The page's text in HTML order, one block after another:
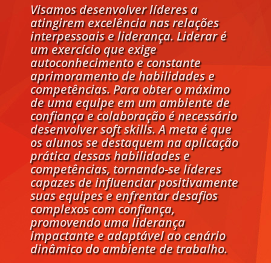
Visamos desenvolver líderes a
atingirem excelência nas relações
interpessoais e liderança. Liderar é
um exercício que exige
autoconhecimento e constante
aprimoramento de habilidades e
competências. Para obter o máximo
de uma equipe em um ambiente de
confiança e colaboração é necessário
desenvolver soft skills. A meta é que
os alunos se destaquem na aplicação
prática dessas habilidades e
competências, tornando-se líderes
capazes de influenciar positivamente
suas equipes e enfrentar desafios
complexos com confiança,
promovendo uma liderança
impactante e adaptável ao cenário
dinâmico do ambiente de trabalho.